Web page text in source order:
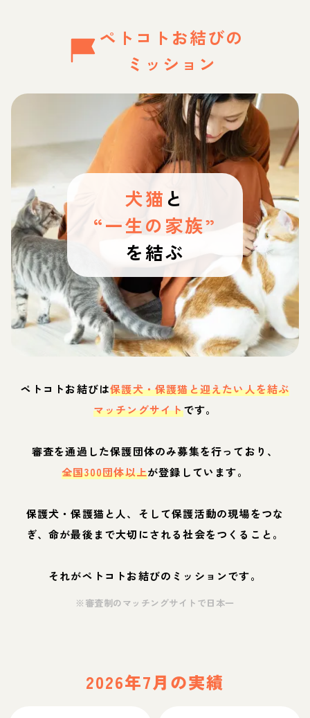
ペトコトお結びの
ミッション
犬猫 と
“一生の家族”
を結ぶ
ペトコトお結びは保護犬・保護猫と迎えたい人を結ぶ
マッチングサイトです。
審査を通過した保護団体のみ募集を行っており、
全国300団体以上が登録しています。
保護犬・保護猫と人、そして保護活動の現場をつな
ぎ、命が最後まで大切にされる社会をつくること。
それがペトコトお結びのミッションです。
※審査制のマッチングサイトで日本一
2026年7月の実績